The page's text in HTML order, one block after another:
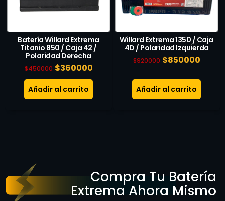
Batería Willard Extrema
Titanio 850 / Caja 42 /
Polaridad Derecha
$450000 $360000
Añadir al carrito
Willard Extrema 1350 / Caja
4D / Polaridad Izquierda
$920000 $850000
Añadir al carrito
Compra Tu Batería
Extrema Ahora Mismo